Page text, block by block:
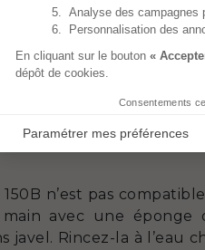
l’ustensile et ne
10).
le sel en prenant
Le sel, contenant
est recommandé de
ou des fouets, afin
150B n’est pas
avec une éponge
javel. Rincez-la à l’eau